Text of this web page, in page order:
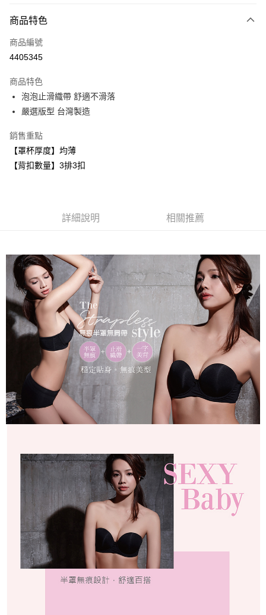
信用卡一次付款
超商取貨付款
Apple Pay
悠遊付
全盈+PAY
AFTEE先享後付
１．簡單：不需註冊會員、不需綁卡、不需儲值。
【「AFTEE先享後付」結帳流程】
１．於結帳方式選擇「AFTEE先享後付」後，將跳轉至「AFTEE先享後付」
結帳頁面，進行簡訊認證並確認金額後，即可完成結帳。
２．訂單成立數日內，您將收到繳費通知簡訊。
３．收到繳費通知簡訊後14天內，點擊此簡訊中的連結，可透過四大超商／
ATM／網路銀行／等多元方式進行付款，方視為交易完成。
※ 請注意：結帳手續完成當下不需立刻繳費，但若您需要取消訂單，請聯絡
購買商品的店家。未經商家同意取消之訂單仍視為有效，需透過AFTEE先享
後付繳納相關費用。
※ 交易是否成功請以「AFTEE先享後付 」之結帳頁面顯示為準，若有關於
是否繳費成功／繳費後需取消欲退款等相關疑問，請聯繫「AFTEE先享後付
客戶支援中心」 https://netprotections.freshdesk.com/support/home
【注意事項】
１．透過由恩沛科技股份有限公司提供之「AFTEE先享後付」服務完成之交
易，需依本服務之必要範圍內提供個人資料，並將交易相關給付款項請求債
https://aftee.tw/terms/#terms3
３．未成年的使用者請事先徵得法定代理人或監護人之同意方可使用
「AFTEE先享後付」，若未經同意申辦者引起之損失，本公司不負相關責
４．使用「AFTEE先享後付」時，將依據個別帳號之用戶狀況，依本公司即
時審查核予不同之上限額度；若仍有額度不足之情形，本公司將視審查結果
請求用戶進行身份認證。
５．嚴禁一人註冊多個帳號或使用他人資訊註冊。若發現惡意使用之情形，
恩沛科技股份有限公司將有權停止該用戶之使用額度並採取法律行動。
每筆NT$80，滿NT$999(含以上)免運費
付款後全家取貨
每筆NT$80，滿NT$999(含以上)免運費
萊爾富取貨付款
每筆NT$80
付款後萊爾富取貨
每筆NT$80
7-11取貨付款
每筆NT$80，滿NT$999(含以上)免運費
每筆NT$80，滿NT$999(含以上)免運費
付款後門市自取
免運費
海外運費 查看運費
商品特色
商品編號
4405345
商品特色
泡泡止滑織帶 舒適不滑落
嚴選版型 台灣製造
銷售重點
【罩杯厚度】均薄
【背扣數量】3排3扣
詳細說明 相關推薦